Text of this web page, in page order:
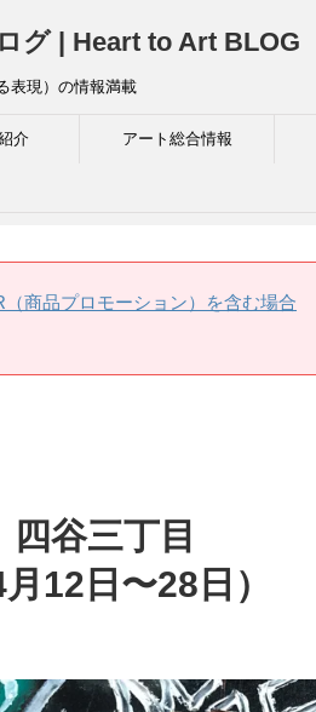
グ | Heart to Art BLOG
表現）の情報満載
介 アート総合情報
商品プロモーション）を含む場合
谷三丁目
12日〜28日）